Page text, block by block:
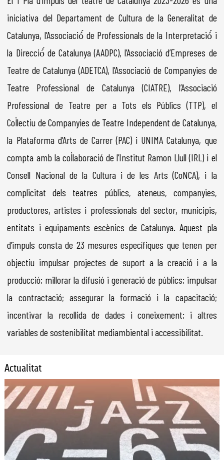
iniciativa del Departament de Cultura de la Generalitat de
Catalunya, l’Associació́ de Professionals de la Interpretació́ i
la Direcció́ de Catalunya (AADPC), l’Associació d’Empreses de
Teatre de Catalunya (ADETCA), l’Associació de Companyies de
Teatre Professional de Catalunya (CIATRE), l’Associació
Professional de Teatre per a Tots els Públics (TTP), el
Col·lectiu de Companyies de Teatre Independent de Catalunya,
la Plataforma d’Arts de Carrer (PAC) i UNIMA Catalunya, que
compta amb la col·laboració de l’Institut Ramon Llull (IRL) i el
Consell Nacional de la Cultura i de les Arts (CoNCA), i la
complicitat dels teatres públics, ateneus, companyies,
productores, artistes i professionals del sector, municipis,
entitats i equipaments escènics de Catalunya. Aquest pla
d’impuls consta de 23 mesures específiques que tenen per
objectiu impulsar projectes de suport a la creació i a la
producció; millorar la difusió i generació de públics; impulsar
la contractació; assegurar la formació i la capacitació;
incentivar la recollida de dades i coneixement; i altres
variables de sostenibilitat mediambiental i accessibilitat.
Actualitat